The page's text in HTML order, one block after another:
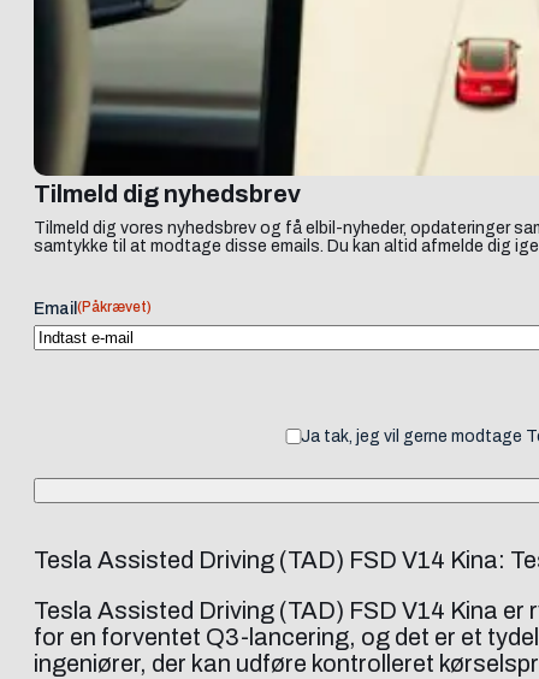
Tilmeld dig nyhedsbrev
Tilmeld dig vores nyhedsbrev og få elbil-nyheder, opdateringer
samtykke til at modtage disse emails. Du kan altid afmelde dig
Email (Påkrævet)
Ja tak, jeg vil gerne modtage
Tesla Assisted Driving (TAD) FSD V14 Kina:
Tesla Assisted Driving (TAD) FSD V14 Kina
for en forventet Q3-lancering, og det er et
ingeniører, der kan udføre kontrolleret